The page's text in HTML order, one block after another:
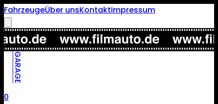
FahrzeugeÜber unsKontaktImpressum
GARAGE
0